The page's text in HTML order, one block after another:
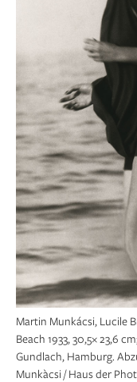
Martin Munkácsi, Lucile
Beach 1933, 30,5× 23,6
Gundlach, Hamburg.
Munkàcsi / Haus der